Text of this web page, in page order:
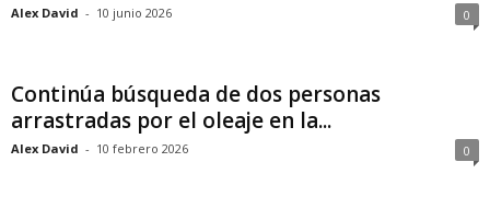
Alex David - 10 junio 2026 0
Continúa búsqueda de dos personas
arrastradas por el oleaje en la...
Alex David - 10 febrero 2026 0